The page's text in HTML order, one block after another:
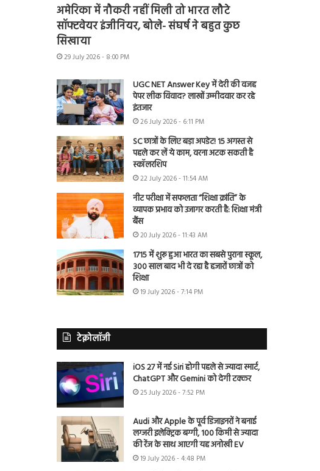
अमेरिका में नौकरी नहीं मिली तो भारत लौटे
सॉफ्टवेयर इंजीनियर, बोले- संघर्ष ने बहुत कुछ
सिखाया
29 July 2026 - 8:00 PM
UGC NET Answer Key में देरी की वजह
पेपर लीक विवाद? लाखों उम्मीदवार कर रहे
इंतजार
26 July 2026 - 6:11 PM
SC छात्रों के लिए बड़ा अपडेट! 15 अगस्त से
पहले कर लें ये काम, वरना अटक सकती है
स्कॉलरशिप
22 July 2026 - 11:54 AM
नीट परीक्षा में सफलता “शिक्षा क्रांति” के
व्यापक प्रभाव को उजागर करती है: शिक्षा मंत्री
बैंस
20 July 2026 - 11:43 AM
1715 में शुरू हुआ भारत का सबसे पुराना स्कूल,
300 साल बाद भी दे रहा है हजारों छात्रों को
शिक्षा
19 July 2026 - 7:14 PM
टेक्नोलॉजी
iOS 27 में नई Siri होगी पहले से ज्यादा स्मार्ट,
ChatGPT और Gemini को देगी टक्कर
25 July 2026 - 7:52 PM
Audi और Apple के पूर्व डिजाइनरों ने बनाई
लग्जरी इलेक्ट्रिक बग्गी, 100 किमी से ज्यादा
की रेंज के साथ आएगी यह अनोखी EV
19 July 2026 - 4:48 PM